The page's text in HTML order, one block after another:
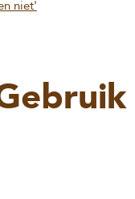
niet'